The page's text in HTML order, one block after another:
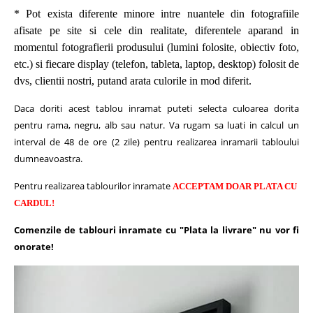
* Pot exista diferente minore intre nuantele din fotografiile
afisate pe site si cele din realitate, diferentele aparand in
momentul fotografierii produsului (lumini folosite, obiectiv foto,
etc.) si fiecare display (telefon, tableta, laptop, desktop) folosit de
dvs, clientii nostri, putand arata culorile in mod diferit.
Daca doriti acest tablou inramat puteti selecta culoarea dorita
pentru rama, negru, alb sau natur. Va rugam sa luati in calcul un
interval de 48 de ore (2 zile) pentru realizarea inramarii tabloului
dumneavoastra.
Pentru realizarea tablourilor inramate ACCEPTAM DOAR PLATA CU
CARDUL!
Comenzile de tablouri inramate cu "Plata la livrare" nu vor fi
onorate!